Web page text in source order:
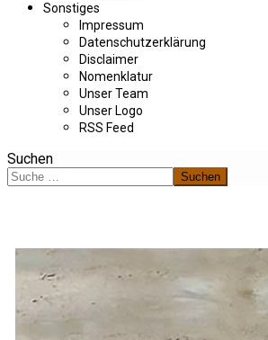
Sonstiges
Impressum
Datenschutzerklärung
Disclaimer
Nomenklatur
Unser Team
Unser Logo
RSS Feed
Suchen
Suchen